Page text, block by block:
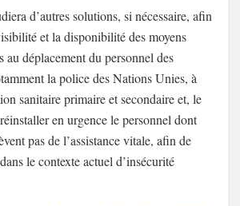
d’autres solutions, si nécessaire, afin
et la disponibilité des moyens
au déplacement du personnel des
la police des Nations Unies, à
sanitaire primaire et secondaire et, le
en urgence le personnel dont
pas de l’assistance vitale, afin de
le contexte actuel d’insécurité